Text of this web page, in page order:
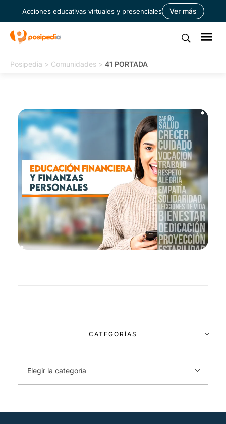
Acciones educativas virtuales y presenciales Ver más
Posipedia > Comunidades > 41 PORTADA
CATEGORÍAS